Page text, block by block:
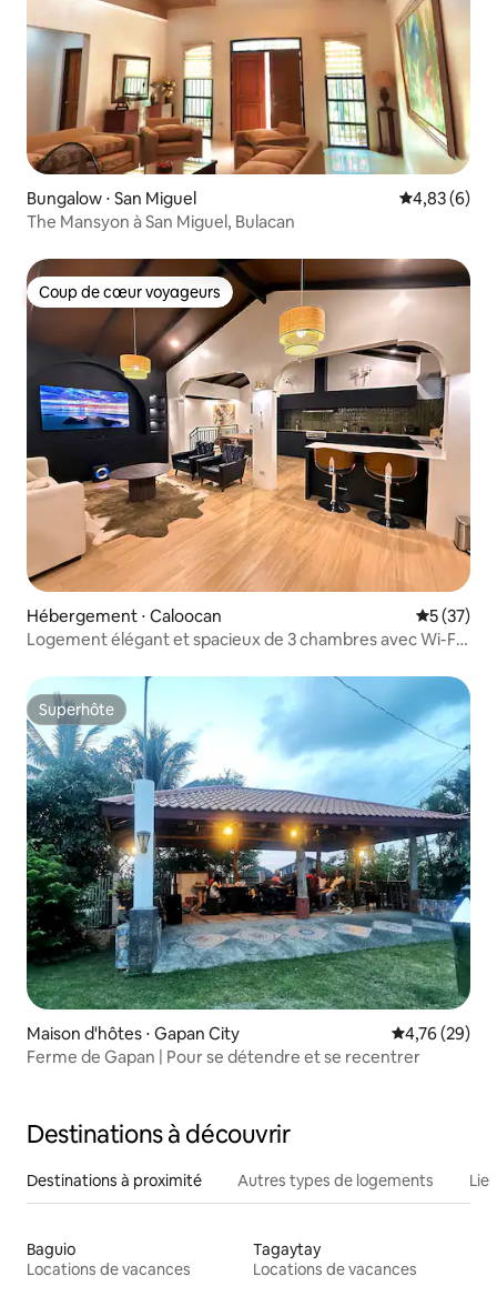
Bungalow ⋅ San Miguel Évaluation
4,83 (6)
The Mansyon à San Miguel, Bulacan
Coup de cœur voyageurs
Coup de cœur voyageurs
Hébergement ⋅ Caloocan
5 (37)
Logement élégant et spacieux de 3 chambres avec Wi-Fi
Superhôte
Superhôte
Maison d'hôtes ⋅ Gapan City Évaluation
4,76 (29)
Ferme de Gapan | Pour se détendre et se recentrer
Destinations à découvrir
Destinations à proximité Autres types de logements
Baguio
Locations de vacances
Tagaytay
Locations de vacances